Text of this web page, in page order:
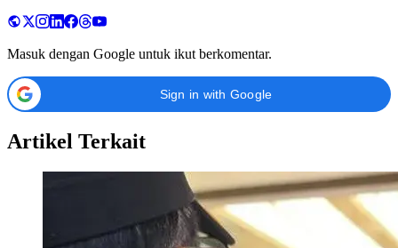
Masuk dengan Google untuk ikut berkomentar.
Sign in with Google
Artikel Terkait